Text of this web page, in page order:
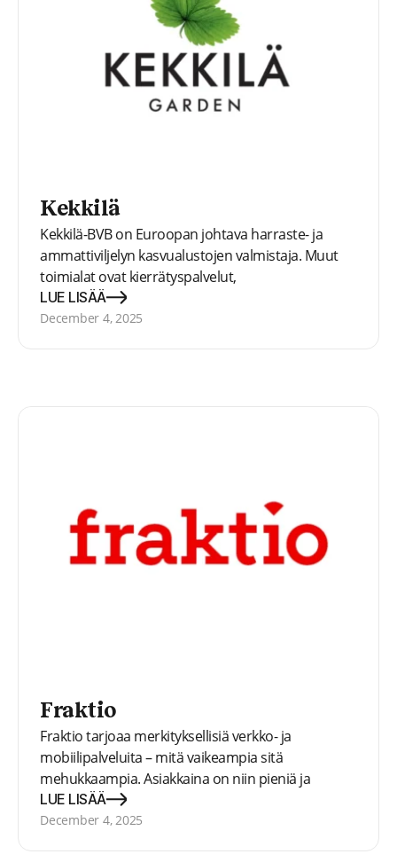
Kekkilä
Kekkilä-BVB on Euroopan johtava harraste- ja
ammattiviljelyn kasvualustojen valmistaja. Muut
toimialat ovat kierrätyspalvelut,
kompostointituotteet, ja eläinkuivikkeet. Kekkilä
tarjoaa tuotteita ja palveluja ammattimaisille
LUE LISÄÄ
December 4, 2025
Fraktio
Fraktio tarjoaa merkityksellisiä verkko- ja
mobiilipalveluita – mitä vaikeampia sitä
mehukkaampia. Asiakkaina on niin pieniä ja
ketteriä start-up -yrityksiä kuin suuria
pörssiyrityksiä. Tavoitteena on aina laadukas,
LUE LISÄÄ
December 4, 2025